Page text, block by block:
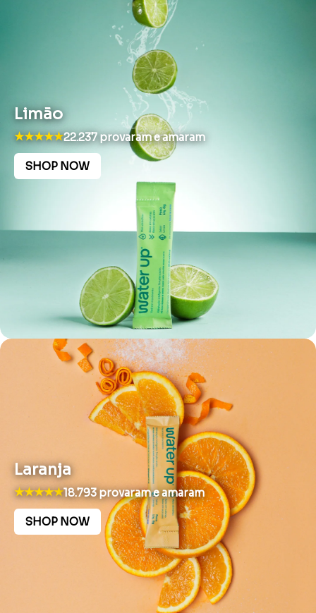
Limão
★★★★★22.237 provaram e amaram
SHOP NOW
Laranja
★★★★★18.793 provaram e amaram
SHOP NOW